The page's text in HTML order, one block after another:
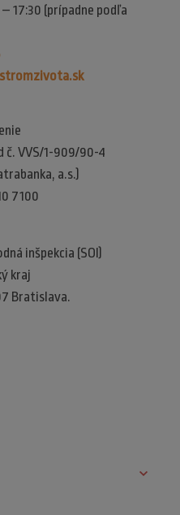
17:30 (prípadne podľa
č. VVS/1-909/90-4
a.s.)
7100
inšpekcia (SOI)​
kraj​
Bratislava.